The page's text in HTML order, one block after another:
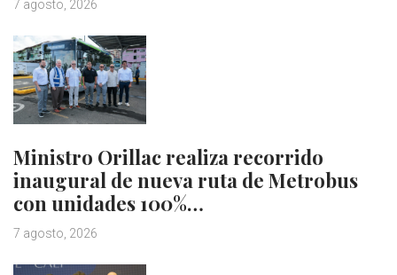
7 agosto, 2026
Ministro Orillac realiza recorrido
inaugural de nueva ruta de Metrobus
con unidades 100%…
7 agosto, 2026